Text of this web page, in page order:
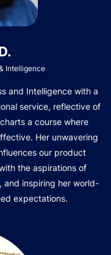
Intelligence
and Intelligence with a
service, reflective of
a course where
Her unwavering
our product
the aspirations of
and inspiring her world-
expectations.